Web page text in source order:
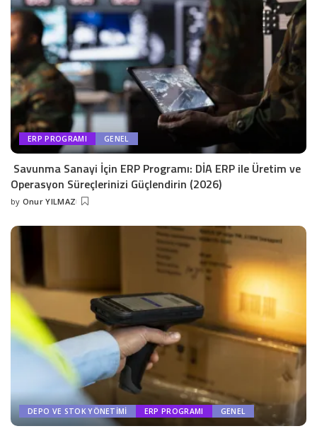
ERP PROGRAMI GENEL
Savunma Sanayi İçin ERP Programı: DİA ERP ile Üretim ve
Operasyon Süreçlerinizi Güçlendirin (2026)
by Onur YILMAZ
DEPO VE STOK YÖNETIMI ERP PROGRAMI GENEL